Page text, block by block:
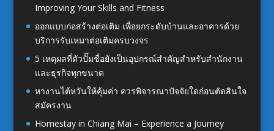
Improving Your Skills and Fitness
ออกแบบก่อสร้างต่อเติม เพื่อยกระดับบ้านและอาคารด้วย
บริการรับเหมาต่อเติมครบวงจร
5 เหตุผลที่ตัวปั๊มชื่อยังเป็นอุปกรณ์สำคัญสำหรับสำนักงาน
และธุรกิจทุกขนาด
หางานไต้หวันให้คุ้มค่า ควรพิจารณาปัจจัยใดก่อนตัดสินใจ
สมัครงาน
Homestay in Chiang Mai – Experience a Journey